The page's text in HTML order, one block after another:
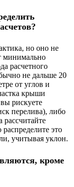
но оно не
минимально
расчетного
не дальше 20
от углов и
крыши
рискуете
перелива), либо
это
учитывая уклон.
кроме